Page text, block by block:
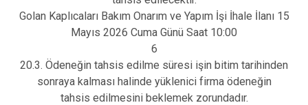
Golan Kaplıcaları Bakım Onarım ve Yapım İşi İhale İlanı 15
Mayıs 2026 Cuma Günü Saat 10:00
6
20.3. Ödeneğin tahsis edilme süresi işin bitim tarihinden
sonraya kalması halinde yüklenici firma ödeneğin
tahsis edilmesini beklemek zorundadır.